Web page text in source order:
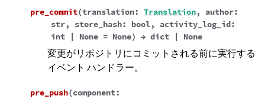
pre_commit(translation: Translation, author:
str, store_hash: bool, activity_log_id:
int
| None = None) → dict | None
変更がリポジトリにコミットされる前に実行する
イベント ハンドラー。
pre_push(component: